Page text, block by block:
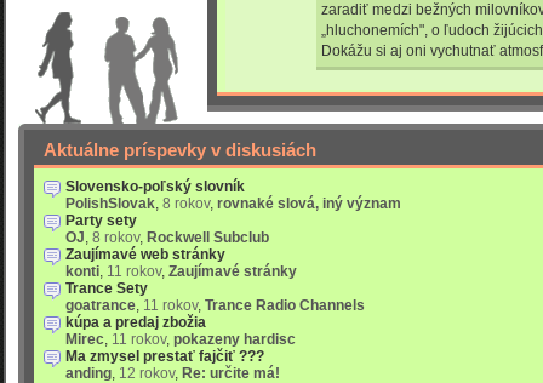
zaradiť medzi bežných
„hluchonemích", o ľudoch
Dokážu si aj oni vychutnať
Aktuálne príspevky v diskusiách
Slovensko-poľský slovník
PolishSlovak, 8 rokov, rovnaké slová, iný význam
Party sety
OJ, 8 rokov, Rockwell Subclub
Zaujímavé web stránky
konti, 11 rokov, Zaujímavé stránky
Trance Sety
goatrance, 11 rokov, Trance Radio Channels
kúpa a predaj zbožia
Mirec, 11 rokov, pokazeny hardisc
Ma zmysel prestať fajčiť ???
anding, 12 rokov, Re: určite má!